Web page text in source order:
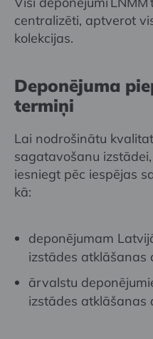
centralizēti, aptverot
kolekcijas.
Deponējuma
termiņi
Lai nodrošinātu
sagatavošanu
iesniegt pēc iespējas
kā:
deponējumam
izstādes atklāšanas
ārvalstu
izstādes atklāšanas